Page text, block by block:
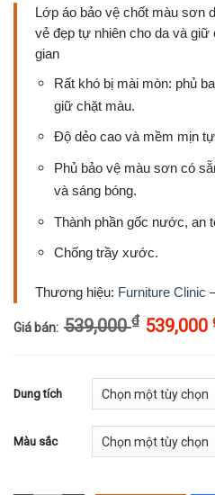
Lớp áo bảo vệ chốt màu sơn
vẻ đẹp tự nhiên cho da và giữ
gian
Rất khó bị mài mòn: phủ
giữ chặt màu.
Độ dẻo cao và mềm mịn
Phủ bảo vệ màu sơn có
và sáng bóng.
Thành phần gốc nước, an
Chống trầy xước.
Thương hiệu: Furniture Clinic
Giá bán: 539,000₫ 539,000
Dung tích
Màu sắc